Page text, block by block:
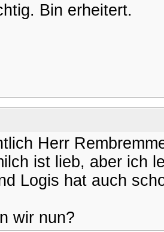
Bin erheitert.
Herr
ist lieb, aber ich
Logis hat auch
wir nun?